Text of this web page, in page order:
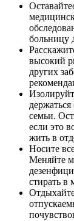
больницу
высокий
других
семьи.
если это
жить в
Носите
Меняйте
стирать в